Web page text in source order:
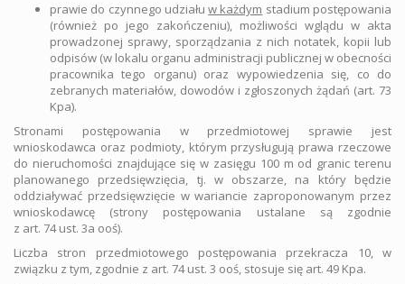
prawie do czynnego udziałuw każdym stadium postępowania
(również po jego zakończeniu), możliwości wglądu w akta
prowadzonej sprawy, sporządzania z nich notatek, kopii lub
odpisów (w lokalu organu administracji publicznej w obecności
pracownika tego organu) oraz wypowiedzenia się, co do
zebranych materiałów, dowodów i zgłoszonych żądań (art. 73
Kpa).
Stronami postępowania w przedmiotowej sprawie jest
wnioskodawca oraz podmioty, którym przysługują prawa rzeczowe
do nieruchomości znajdujące się w zasięgu 100 m od granic terenu
planowanego przedsięwzięcia, tj. w obszarze, na który będzie
oddziaływać przedsięwzięcie w wariancie zaproponowanym przez
wnioskodawcę (strony postępowania ustalane są zgodnie
z art. 74 ust. 3a ooś).
Liczba stron przedmiotowego postępowania przekracza 10, w
związku z tym, zgodnie z art. 74 ust. 3 ooś, stosuje się art. 49 Kpa.